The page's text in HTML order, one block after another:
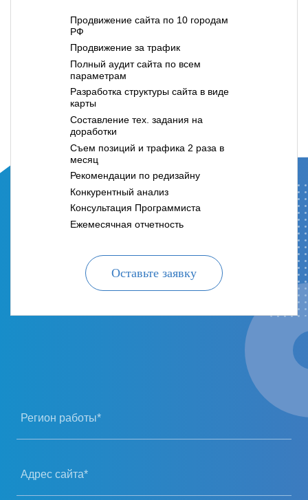
Продвижение сайта по 10 городам
РФ
Продвижение за трафик
Полный аудит сайта по всем
параметрам
Разработка структуры сайта в виде
карты
Составление тех. задания на
доработки
Съем позиций и трафика 2 раза в
месяц
Рекомендации по редизайну
Конкурентный анализ
Консультация Программиста
Ежемесячная отчетность
Оставьте заявку
Регион работы*
Адрес сайта*